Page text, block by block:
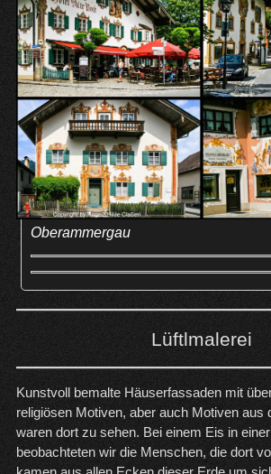
Oberammergau
Lüftlmalerei
Kunstvoll bemalte Häuserfassaden mit
religiösen Motiven, aber auch Motiven aus
waren dort zu sehen. Bei einem Eis in
beobachteten wir die Menschen, die dort